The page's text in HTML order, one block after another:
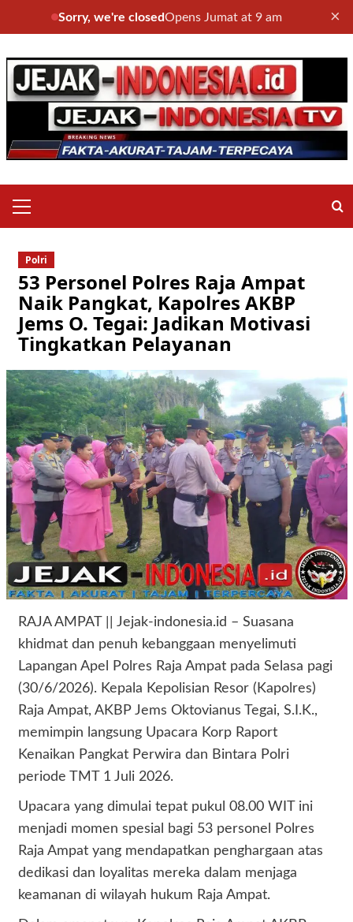
Sorry, we're closedOpens Jumat at 9 am ×
to
content
Menu
Polri
53 Personel Polres Raja Ampat
Naik Pangkat, Kapolres AKBP
Jems O. Tegai: Jadikan Motivasi
Tingkatkan Pelayanan
RAJA AMPAT || Jejak-indonesia.id – Suasana
khidmat dan penuh kebanggaan menyelimuti
Lapangan Apel Polres Raja Ampat pada Selasa pagi
(30/6/2026). Kepala Kepolisian Resor (Kapolres)
Raja Ampat, AKBP Jems Oktovianus Tegai, S.I.K.,
memimpin langsung Upacara Korp Raport
Kenaikan Pangkat Perwira dan Bintara Polri
periode TMT 1 Juli 2026.
Upacara yang dimulai tepat pukul 08.00 WIT ini
menjadi momen spesial bagi 53 personel Polres
Raja Ampat yang mendapatkan penghargaan atas
dedikasi dan loyalitas mereka dalam menjaga
keamanan di wilayah hukum Raja Ampat.